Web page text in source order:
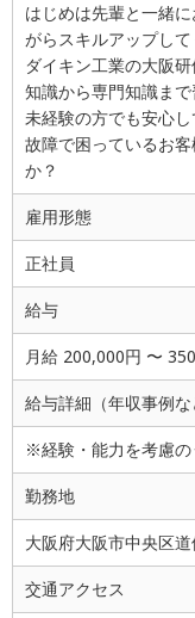
はじめは先輩と一緒
がらスキルアップして
ダイキン工業の大阪
知識から専門知識まで
未経験の方でも安心し
故障で困っているお
か？
雇用形態
正社員
給与
月給 200,000円 〜
給与詳細（年収事例な
※経験・能力を考慮の
勤務地
大阪府大阪市中央区
交通アクセス